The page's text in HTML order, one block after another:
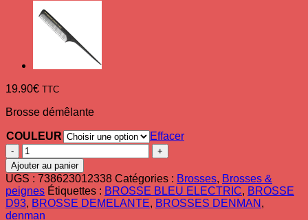
19.90€ TTC
Brosse démêlante
COULEUR
Effacer
quantité
de
Brosse
démêlante
D93
Bleu,
Ajouter au panier
UGS : 738623012338 Catégories : Brosses, Brosses &
peignes Étiquettes : BROSSE BLEU ELECTRIC, BROSSE
D93, BROSSE DEMELANTE, BROSSES DENMAN ,
denman